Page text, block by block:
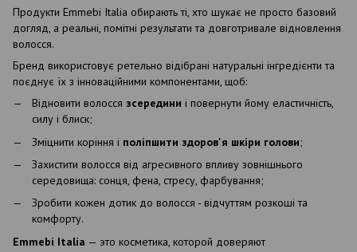
Продукти Emmebi Italia обирають ті, хто шукає не просто базовий
догляд, а реальні, помітні результати та довготривале відновлення
волосся.
Бренд використовує ретельно відібрані натуральні інгредієнти та
поєднує їх з інноваційними компонентами, щоб:
Відновити волосся зсередини і повернути йому еластичність,
силу і блиск;
Зміцнити коріння і поліпшити здоров'я шкіри голови;
Захистити волосся від агресивного впливу зовнішнього
середовища: сонця, фена, стресу, фарбування;
Зробити кожен дотик до волосся - відчуттям розкоші та
комфорту.
Emmebi Italia — это косметика, которой доверяют